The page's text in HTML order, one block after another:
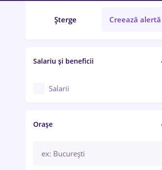
Șterge Creează alertă
Salariu și beneficii
Salarii
Orașe